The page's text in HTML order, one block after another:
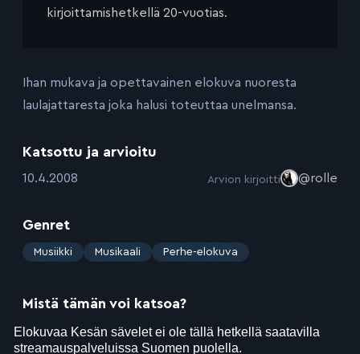
kirjoittamishetkellä 20-vuotias.
Ihan mukava ja opettavainen elokuva nuoresta
laulajattaresta joka halusi toteuttaa unelmansa.
Katsottu ja arvioitu
:10.4.2008 Arvion kirjoitti @rolle
Genret
: Musiikki Musikaali Perhe-elokuva
Mistä tämän voi katsoa?